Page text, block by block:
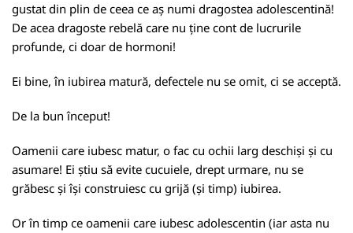
gustat din plin de ceea ce aș numi dragostea adolescentină!
De acea dragoste rebelă care nu ține cont de lucrurile
profunde, ci doar de hormoni!
Ei bine, în iubirea matură, defectele nu se omit, ci se acceptă.
De la bun început!
Oamenii care iubesc matur, o fac cu ochii larg deschiși și cu
asumare! Ei știu să evite cucuiele, drept urmare, nu se
grăbesc și își construiesc cu grijă (și timp) iubirea.
Or în timp ce oamenii care iubesc adolescentin (iar asta nu